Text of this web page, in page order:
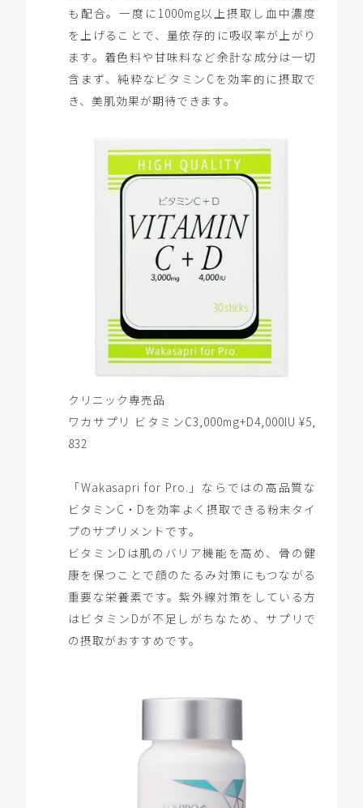
も配合。一度に1000mg以上摂取し血中濃度
を上げることで、量依存的に吸収率が上がり
ます。着色料や甘味料など余計な成分は一切
含まず、純粋なビタミンCを効率的に摂取で
き、美肌効果が期待できます。
クリニック専売品
ワカサプリ ビタミンC3,000mg+D4,000IU ¥5,
832
「Wakasapri for Pro.」ならではの高品質な
ビタミンC・Dを効率よく摂取できる粉末タイ
プのサプリメントです。
ビタミンDは肌のバリア機能を高め、骨の健
康を保つことで顔のたるみ対策にもつながる
重要な栄養素です。紫外線対策をしている方
はビタミンDが不足しがちなため、サプリで
の摂取がおすすめです。